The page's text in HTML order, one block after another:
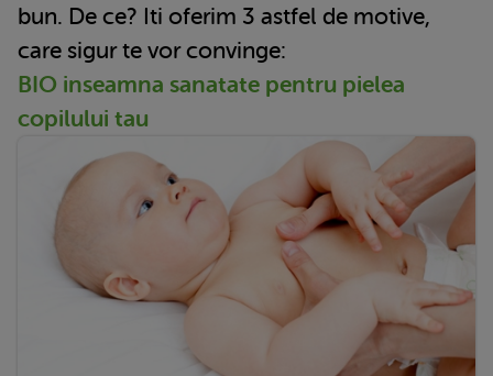
bun. De ce? Iti oferim 3 astfel de motive,
care sigur te vor convinge:
BIO inseamna sanatate pentru pielea
copilului tau